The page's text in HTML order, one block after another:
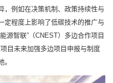
，例如在决策机制、政策持续性与
定程度上影响了低碳技术的推广与
源智联”（CNEST）多边合作项目
目未来加强多边项目申报与制度